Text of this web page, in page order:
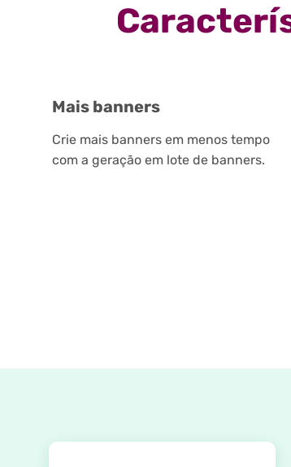
Mais banners
Crie mais banners em menos tempo
com a geração em lote de banners.